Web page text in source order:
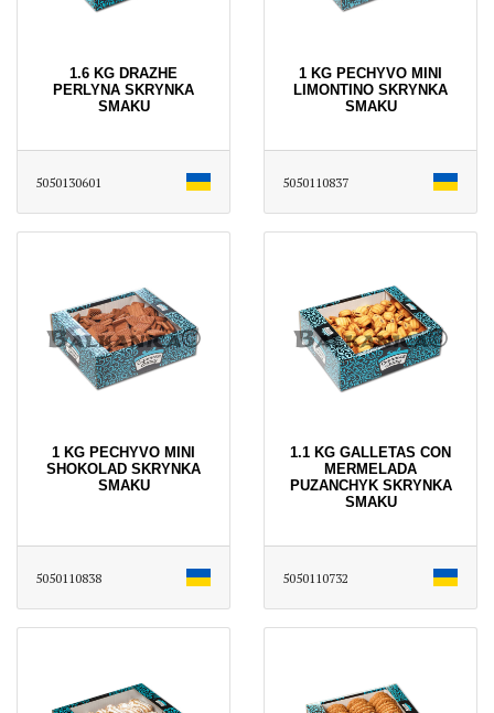
1.6 KG DRAZHE
PERLYNA SKRYNKA
SMAKU
5050130601
1 KG PECHYVO MINI
LIMONTINO SKRYNKA
SMAKU
5050110837
1 KG PECHYVO MINI
SHOKOLAD SKRYNKA
SMAKU
5050110838
1.1 KG GALLETAS CON
MERMELADA
PUZANCHYK SKRYNKA
SMAKU
5050110732